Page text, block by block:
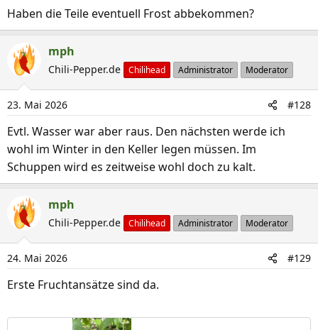
n
:
Haben die Teile eventuell Frost abbekommen?
mph
Chili-Pepper.de Chilihead Administrator Moderator
23. Mai 2026 #128
Evtl. Wasser war aber raus. Den nächsten werde ich
wohl im Winter in den Keller legen müssen. Im
Schuppen wird es zeitweise wohl doch zu kalt.
mph
Chili-Pepper.de Chilihead Administrator Moderator
24. Mai 2026 #129
Erste Fruchtansätze sind da.